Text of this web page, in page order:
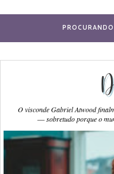
O visconde Gabriel Atwood
― sobretudo porque o